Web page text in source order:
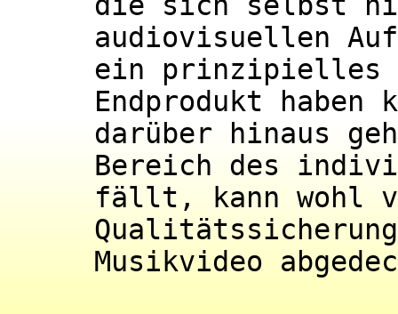
audiovisuellen
ein prinzipielles
Endprodukt haben
darüber hinaus
Bereich des
fällt, kann wohl
Musikvideo